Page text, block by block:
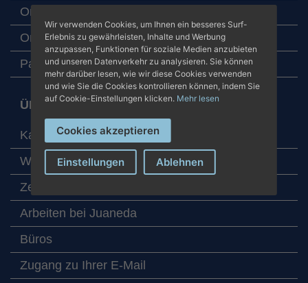
Online-Termin
Online-Laboruntersuchungen
Patientenbetreuung
ÜBER JUANEDA KRANKENHÄUSER
Karte mit unseren Zentren
Werte
Zertifikate und Auszeichnungen
Arbeiten bei Juaneda
Büros
Zugang zu Ihrer E-Mail
Wir verwenden Cookies, um Ihnen ein besseres Surf-
Erlebnis zu gewährleisten, Inhalte und Werbung
anzupassen, Funktionen für soziale Medien anzubieten
und unseren Datenverkehr zu analysieren. Sie können
mehr darüber lesen, wie wir diese Cookies verwenden
und wie Sie die Cookies kontrollieren können, indem Sie
auf Cookie-Einstellungen klicken. Mehr lesen
Cookies akzeptieren
Einstellungen Ablehnen